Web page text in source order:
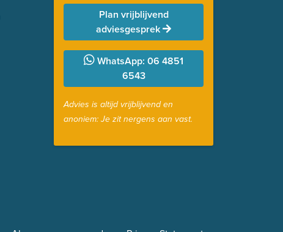
Plan vrijblijvend
adviesgesprek
WhatsApp: 06 4851
6543
Advies is altijd vrijblijvend en
anoniem: Je zit nergens aan vast.